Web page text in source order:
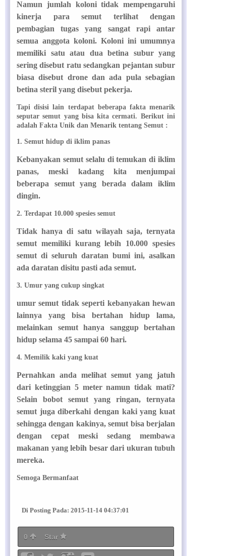
Namun jumlah koloni tidak mempengaruhi
kinerja para semut terlihat dengan
pembagian tugas yang sangat rapi antar
semua anggota koloni. Koloni ini umumnya
memiliki satu atau dua betina subur yang
sering disebut ratu sedangkan pejantan subur
biasa disebut drone dan ada pula sebagian
betina steril yang disebut pekerja.
Tapi disisi lain terdapat beberapa fakta menarik
seputar semut yang bisa kita cermati. Berikut ini
adalah Fakta Unik dan Menarik tentang Semut :
1. Semut hidup di iklim panas
Kebanyakan semut selalu di temukan di iklim
panas, meski kadang kita menjumpai
beberapa semut yang berada dalam iklim
dingin.
2. Terdapat 10.000 spesies semut
Tidak hanya di satu wilayah saja, ternyata
semut memiliki kurang lebih 10.000 spesies
semut di seluruh daratan bumi ini, asalkan
ada daratan disitu pasti ada semut.
3. Umur yang cukup singkat
umur semut tidak seperti kebanyakan hewan
lainnya yang bisa bertahan hidup lama,
melainkan semut hanya sanggup bertahan
hidup selama 45 sampai 60 hari.
4. Memilik kaki yang kuat
Pernahkan anda melihat semut yang jatuh
dari ketinggian 5 meter namun tidak mati?
Selain bobot semut yang ringan, ternyata
semut juga diberkahi dengan kaki yang kuat
sehingga dengan kakinya, semut bisa berjalan
dengan cepat meski sedang membawa
makanan yang lebih besar dari ukuran tubuh
mereka.
Semoga Bermanfaat
Di Posting Pada: 2015-11-14 04:37:01
0 Star